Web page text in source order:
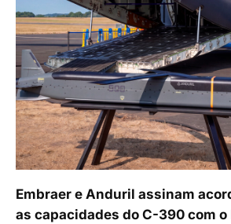
Embraer e Anduril assinam
as capacidades do C-390 com